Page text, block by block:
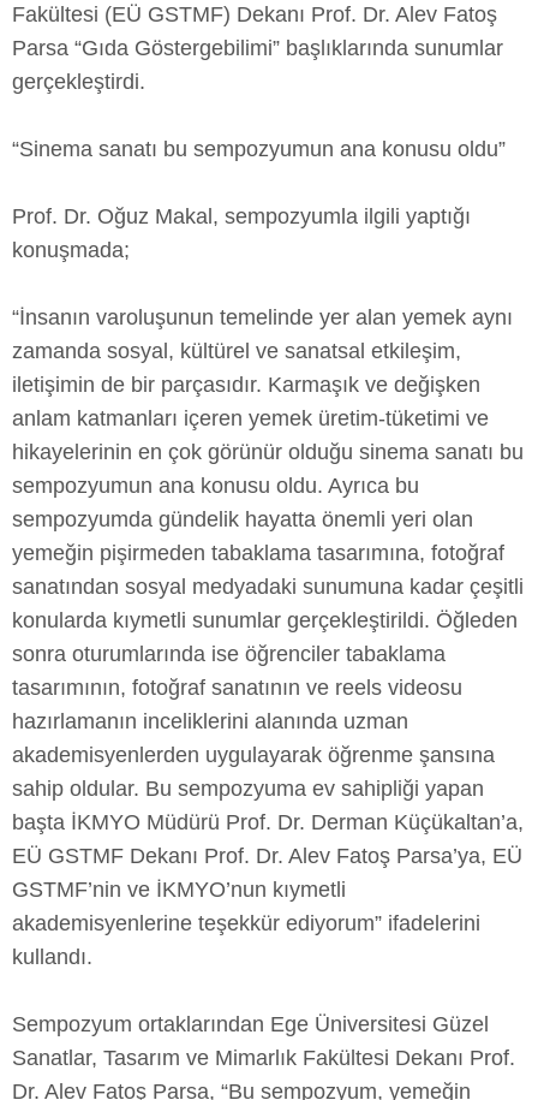
Fakültesi (EÜ GSTMF) Dekanı Prof. Dr. Alev Fatoş
Parsa “Gıda Göstergebilimi” başlıklarında sunumlar
gerçekleştirdi.
“Sinema sanatı bu sempozyumun ana konusu oldu”
Prof. Dr. Oğuz Makal, sempozyumla ilgili yaptığı
konuşmada;
“İnsanın varoluşunun temelinde yer alan yemek aynı
zamanda sosyal, kültürel ve sanatsal etkileşim,
iletişimin de bir parçasıdır. Karmaşık ve değişken
anlam katmanları içeren yemek üretim-tüketimi ve
hikayelerinin en çok görünür olduğu sinema sanatı bu
sempozyumun ana konusu oldu. Ayrıca bu
sempozyumda gündelik hayatta önemli yeri olan
yemeğin pişirmeden tabaklama tasarımına, fotoğraf
sanatından sosyal medyadaki sunumuna kadar çeşitli
konularda kıymetli sunumlar gerçekleştirildi. Öğleden
sonra oturumlarında ise öğrenciler tabaklama
tasarımının, fotoğraf sanatının ve reels videosu
hazırlamanın inceliklerini alanında uzman
akademisyenlerden uygulayarak öğrenme şansına
sahip oldular. Bu sempozyuma ev sahipliği yapan
başta İKMYO Müdürü Prof. Dr. Derman Küçükaltan’a,
EÜ GSTMF Dekanı Prof. Dr. Alev Fatoş Parsa’ya, EÜ
GSTMF’nin ve İKMYO’nun kıymetli
akademisyenlerine teşekkür ediyorum” ifadelerini
kullandı.
Sempozyum ortaklarından Ege Üniversitesi Güzel
Sanatlar, Tasarım ve Mimarlık Fakültesi Dekanı Prof.
Dr. Alev Fatoş Parsa, “Bu sempozyum, yemeğin